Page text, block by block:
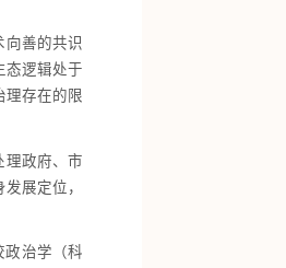
善的共识
态逻辑处于
理存在的限
理政府、市
展定位，
政治学（科